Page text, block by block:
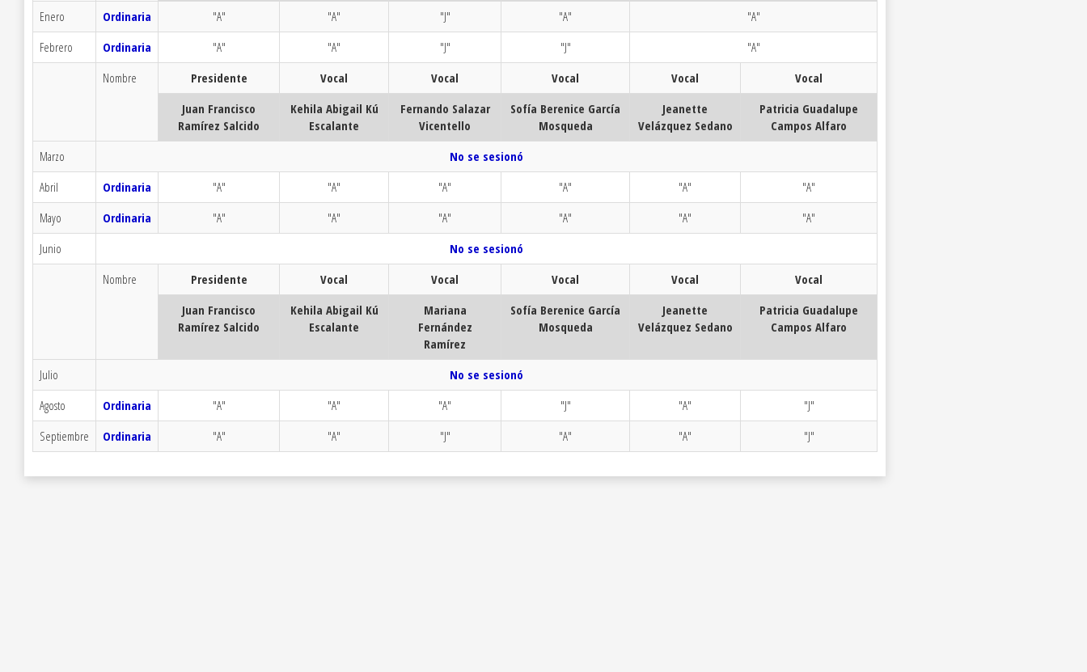
Enero Ordinaria "A" "A" "J" "A"
"A"
Febrero
Ordinaria "A" "A" "J" "J"
"A"
Nombre
Presidente Vocal Vocal Vocal Vocal
Vocal
Juan Francisco
Ramírez Salcido
Kehila Abigail Kú
Escalante
Fernando Salazar
Vicentello
Sofía Berenice García
Mosqueda
Jeanette
Velázquez Sedano
Patricia Guadalupe
Campos Alfaro
Marzo
No se sesionó
Abril
Ordinaria "A" "A" "A" "A" "A"
"A"
Mayo
Ordinaria "A" "A" "A" "A" "A"
"A"
Junio
No se sesionó
Nombre
Presidente Vocal Vocal Vocal Vocal
Vocal
Juan Francisco
Ramírez Salcido
Kehila Abigail Kú
Escalante
Mariana
Fernández
Ramírez
Sofía Berenice García
Mosqueda
Jeanette
Velázquez Sedano
Patricia Guadalupe
Campos Alfaro
Julio
No se sesionó
Agosto
Ordinaria "A" "A" "A" "J" "A"
"J"
Septiembre
Ordinaria "A" "A" "J" "A" "A" "J"